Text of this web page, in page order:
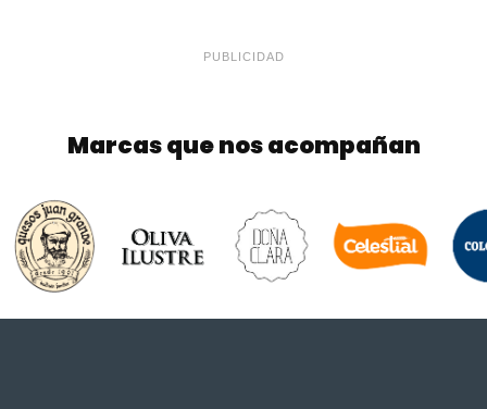
PUBLICIDAD
Marcas que nos acompañan